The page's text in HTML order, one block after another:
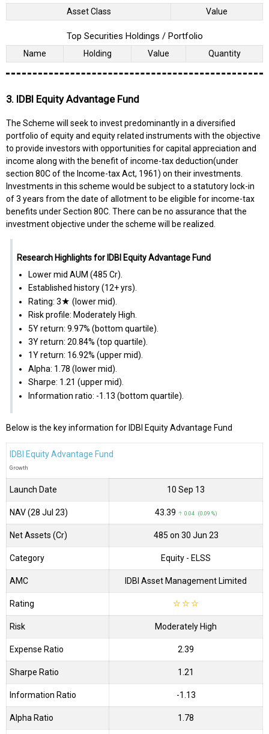
Asset Class Value
Top Securities Holdings / Portfolio
Name Holding Value Quantity
3. IDBI Equity Advantage Fund
The Scheme will seek to invest predominantly in a diversified
portfolio of equity and equity related instruments with the objective
to provide investors with opportunities for capital appreciation and
income along with the benefit of income-tax deduction(under
section 80C of the Income-tax Act, 1961) on their investments.
Investments in this scheme would be subject to a statutory lock-in
of 3 years from the date of allotment to be eligible for income-tax
benefits under Section 80C. There can be no assurance that the
investment objective under the scheme will be realized.
Research Highlights for IDBI Equity Advantage Fund
Lower mid AUM (₹485 Cr).
Established history (12+ yrs).
Rating: 3★ (lower mid).
Risk profile: Moderately High.
5Y return: 9.97% (bottom quartile).
3Y return: 20.84% (top quartile).
1Y return: 16.92% (upper mid).
Alpha: 1.78 (lower mid).
Sharpe: 1.21 (upper mid).
Information ratio: -1.13 (bottom quartile).
Below is the key information for IDBI Equity Advantage Fund
IDBI Equity Advantage Fund
Growth
Launch Date 10 Sep 13
NAV (28 Jul 23) ₹43.39 ↑ 0.04 (0.09 %)
Net Assets (Cr) ₹485 on 30 Jun 23
Category Equity - ELSS
AMC IDBI Asset Management Limited
Rating ☆☆☆
Risk Moderately High
Expense Ratio 2.39
Sharpe Ratio 1.21
Information Ratio -1.13
Alpha Ratio 1.78